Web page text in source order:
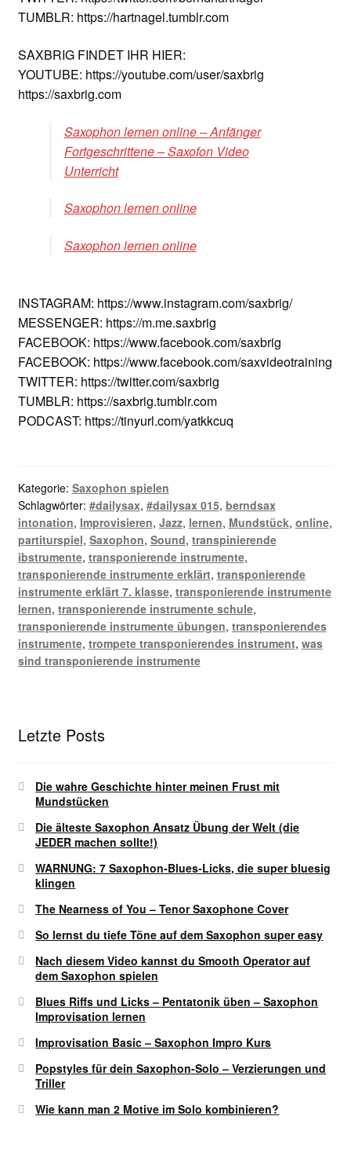
TUMBLR: https://hartnagel.tumblr.com
SAXBRIG FINDET IHR HIER:
YOUTUBE: https://youtube.com/user/saxbrig
https://saxbrig.com
Saxophon lernen online – Anfänger
Fortgeschrittene – Saxofon Video
Unterricht
Saxophon lernen online
Saxophon lernen online
INSTAGRAM: https://www.instagram.com/saxbrig/
MESSENGER: https://m.me.saxbrig
FACEBOOK: https://www.facebook.com/saxbrig
FACEBOOK: https://www.facebook.com/saxvideotraining
TWITTER: https://twitter.com/saxbrig
TUMBLR: https://saxbrig.tumblr.com
PODCAST: https://tinyurl.com/yatkkcuq
Kategorie: Saxophon spielen
Schlagwörter: #dailysax, #dailysax 015, berndsax
intonation, Improvisieren, Jazz, lernen, Mundstück, online,
partiturspiel, Saxophon, Sound, transpinierende
ibstrumente, transponierende instrumente,
transponierende instrumente erklärt, transponierende
instrumente erklärt 7. klasse, transponierende instrumente
lernen, transponierende instrumente schule,
transponierende instrumente übungen, transponierendes
instrumente, trompete transponierendes instrument, was
sind transponierende instrumente
Letzte Posts
Die wahre Geschichte hinter meinen Frust mit
Mundstücken
Die älteste Saxophon Ansatz Übung der Welt (die
JEDER machen sollte!)
WARNUNG: 7 Saxophon-Blues-Licks, die super bluesig
klingen
The Nearness of You – Tenor Saxophone Cover
So lernst du tiefe Töne auf dem Saxophon super easy
Nach diesem Video kannst du Smooth Operator auf
dem Saxophon spielen
Blues Riffs und Licks – Pentatonik üben – Saxophon
Improvisation lernen
Improvisation Basic – Saxophon Impro Kurs
Popstyles für dein Saxophon-Solo – Verzierungen und
Triller
Wie kann man 2 Motive im Solo kombinieren?